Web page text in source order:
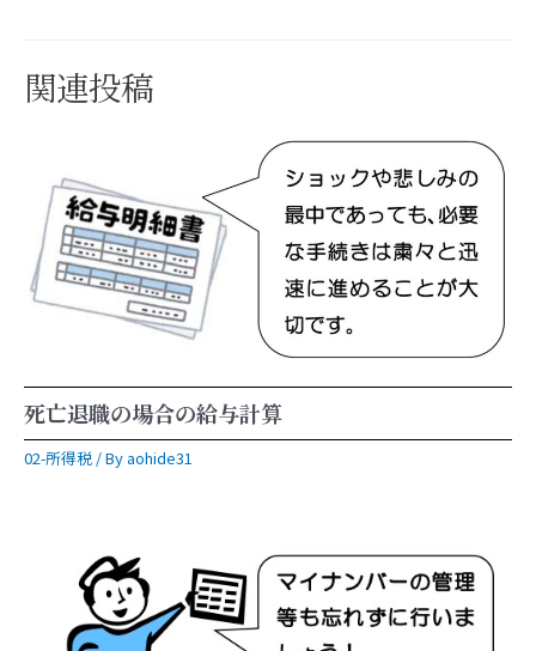
関連投稿
死亡退職の場合の給与計算
02-所得税 / By aohide31